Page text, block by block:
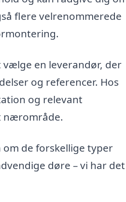
flere velrenommerede
en leverandør, der
og referencer. Hos
og relevant
nærområde.
de forskellige typer
døre – vi har det